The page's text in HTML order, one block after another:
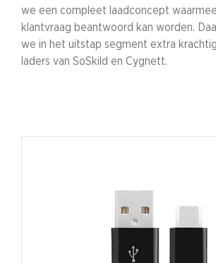
we een compleet laadconcept
klantvraag beantwoord kan worden.
we in het uitstap segment extra
laders van SoSkild en Cygnett.